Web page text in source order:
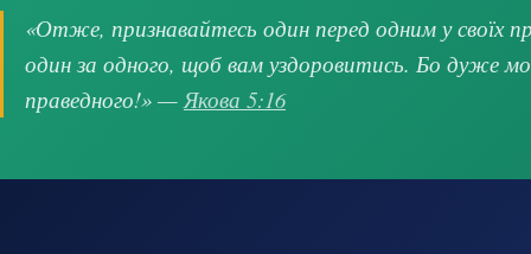
«Отже, признавайтесь один перед одним у своїх
один за одного, щоб вам уздоровитись. Бо дуже
праведного!» —Якова 5:16